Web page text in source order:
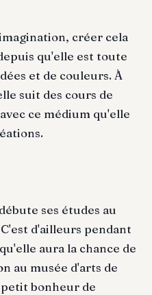
créer cela
qu'elle est toute
et de couleurs. À
suit des cours de
ce médium qu'elle
ses études au
d'ailleurs pendant
aura la chance de
au musée d'arts de
bonheur de